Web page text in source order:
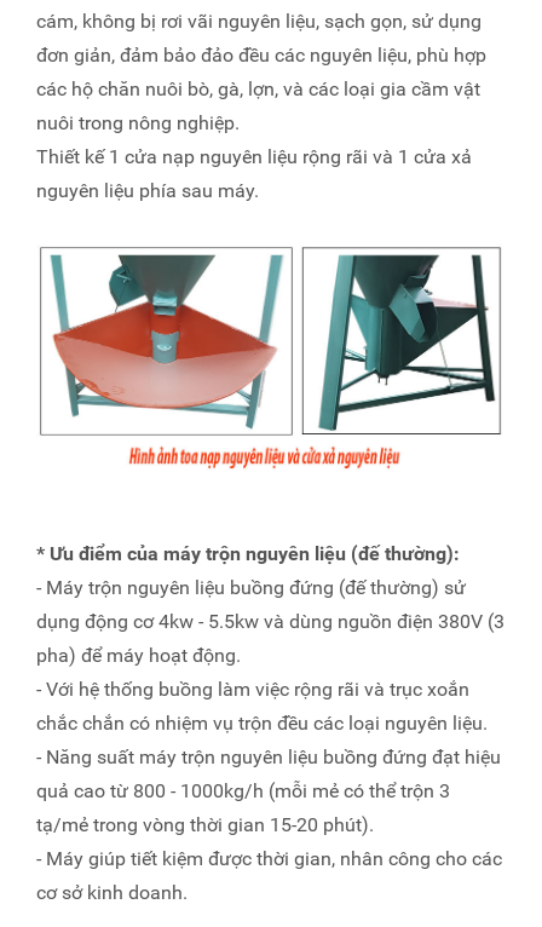
cám, không bị rơi vãi nguyên liệu, sạch gọn, sử dụng
đơn giản, đảm bảo đảo đều các nguyên liệu, phù hợp
các hộ chăn nuôi bò, gà, lợn, và các loại gia cầm vật
nuôi trong nông nghiệp.
Thiết kế 1 cửa nạp nguyên liệu rộng rãi và 1 cửa xả
nguyên liệu phía sau máy.
* Ưu điểm của máy trộn nguyên liệu (đế thường):
- Máy trộn nguyên liệu buồng đứng (đế thường) sử
dụng động cơ 4kw - 5.5kw và dùng nguồn điện 380V (3
pha) để máy hoạt động.
- Với hệ thống buồng làm việc rộng rãi và trục xoắn
chắc chắn có nhiệm vụ trộn đều các loại nguyên liệu.
- Năng suất máy trộn nguyên liệu buồng đứng đạt hiệu
quả cao từ 800 - 1000kg/h (mỗi mẻ có thể trộn 3
tạ/mẻ trong vòng thời gian 15-20 phút).
- Máy giúp tiết kiệm được thời gian, nhân công cho các
cơ sở kinh doanh.